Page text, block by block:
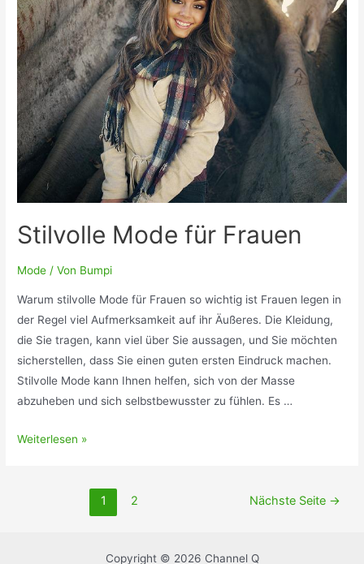
Stilvolle Mode für Frauen
Mode / Von Bumpi
Warum stilvolle Mode für Frauen so wichtig ist Frauen legen in
der Regel viel Aufmerksamkeit auf ihr Äußeres. Die Kleidung,
die Sie tragen, kann viel über Sie aussagen, und Sie möchten
sicherstellen, dass Sie einen guten ersten Eindruck machen.
Stilvolle Mode kann Ihnen helfen, sich von der Masse
abzuheben und sich selbstbewusster zu fühlen. Es …
Stilvolle
Weiterlesen »
Seitennummerierung
1 2 Nächste Seite →
Copyright © 2026 Channel Q